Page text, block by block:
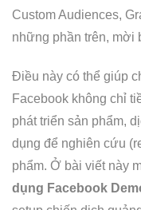
Custom Audiences,
những phần trên, mời
Điều này có thể giúp
Facebook không chỉ
phát triển sản phẩm,
dụng để nghiên cứu
phẩm. Ở bài viết này
dụng Facebook